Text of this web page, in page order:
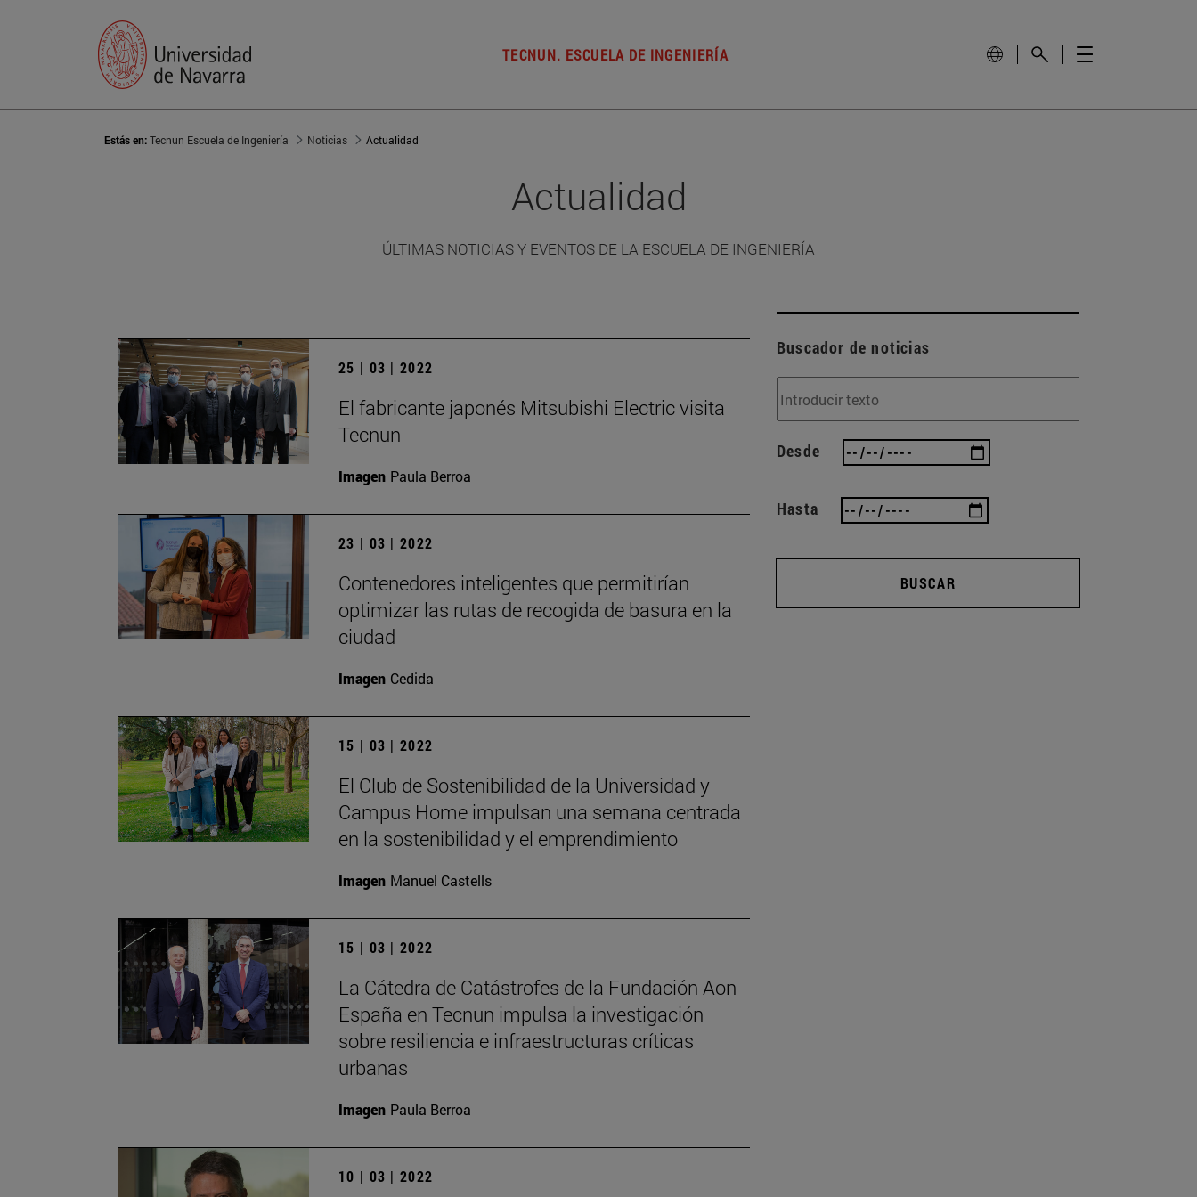
TECNUN. ESCUELA DE INGENIERÍA
Estás en:Tecnun Escuela de Ingeniería Noticias Actualidad
Actualidad
ÚLTIMAS NOTICIAS Y EVENTOS DE LA ESCUELA DE INGENIERÍA
25 | 03 | 2022
El fabricante japonés Mitsubishi Electric visita
Tecnun
Imagen Paula Berroa
23 | 03 | 2022
Contenedores inteligentes que permitirían
optimizar las rutas de recogida de basura en la
ciudad
Imagen Cedida
15 | 03 | 2022
El Club de Sostenibilidad de la Universidad y
Campus Home impulsan una semana centrada
en la sostenibilidad y el emprendimiento
Imagen Manuel Castells
15 | 03 | 2022
La Cátedra de Catástrofes de la Fundación Aon
España en Tecnun impulsa la investigación
sobre resiliencia e infraestructuras críticas
urbanas
Imagen Paula Berroa
10 | 03 | 2022
Buscador de noticias
Desde
Hasta
BUSCAR